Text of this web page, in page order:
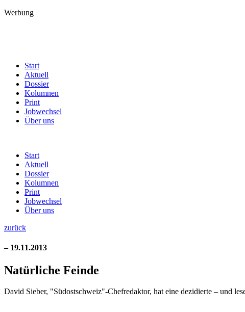
Werbung
Start
Aktuell
Dossier
Kolumnen
Print
Jobwechsel
Über uns
Start
Aktuell
Dossier
Kolumnen
Print
Jobwechsel
Über uns
zurück
– 19.11.2013
Natürliche Feinde
David Sieber, "Südostschweiz"-Chefredaktor, hat eine dezidierte – und